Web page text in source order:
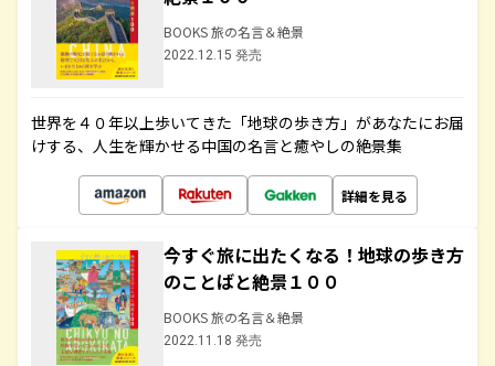
BOOKS 旅の名言＆絶景
2022.12.15 発売
世界を４０年以上歩いてきた「地球の歩き方」があなたにお届
けする、人生を輝かせる中国の名言と癒やしの絶景集
詳細を見る
今すぐ旅に出たくなる！地球の歩き方
のことばと絶景１００
BOOKS 旅の名言＆絶景
2022.11.18 発売